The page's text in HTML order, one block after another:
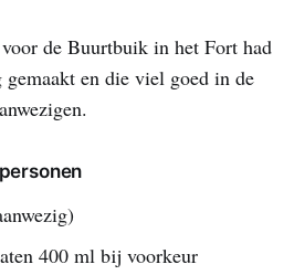
de Buurtbuik in het Fort had
en die viel goed in de
400 ml bij voorkeur